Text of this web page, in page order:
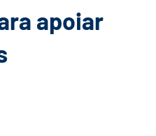
apoiar